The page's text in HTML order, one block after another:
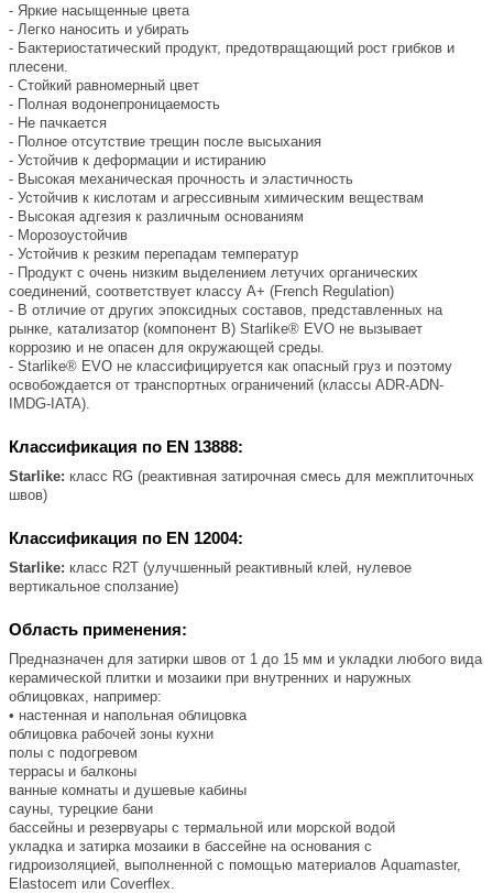
- Яркие насыщенные цвета
- Легко наносить и убирать
- Бактериостатический продукт, предотвращающий рост грибков и
плесени.
- Стойкий равномерный цвет
- Полная водонепроницаемость
- Не пачкается
- Полное отсутствие трещин после высыхания
- Устойчив к деформации и истиранию
- Высокая механическая прочность и эластичность
- Устойчив к кислотам и агрессивным химическим веществам
- Высокая адгезия к различным основаниям
- Морозоустойчив
- Устойчив к резким перепадам температур
- Продукт с очень низким выделением летучих органических
соединений, соответствует классу А+ (French Regulation)
- В отличие от других эпоксидных составов, представленных на
рынке, катализатор (компонент B) Starlike® EVO не вызывает
коррозию и не опасен для окружающей среды.
- Starlike® EVO не классифицируется как опасный груз и поэтому
освобождается от транспортных ограничений (классы ADR-ADN-
IMDG-IATA).
Классификация по EN 13888:
Starlike: класс RG (реактивная затирочная смесь для межплиточных
швов)
Классификация по EN 12004:
Starlike: класс R2T (улучшенный реактивный клей, нулевое
вертикальное сползание)
Область применения:
Предназначен для затирки швов от 1 до 15 мм и укладки любого вида
керамической плитки и мозаики при внутренних и наружных
облицовках, например:
• настенная и напольная облицовка
облицовка рабочей зоны кухни
полы с подогревом
террасы и балконы
ванные комнаты и душевые кабины
сауны, турецкие бани
бассейны и резервуары с термальной или морской водой
укладка и затирка мозаики в бассейне на основания с
гидроизоляцией, выполненной с помощью материалов Aquamaster,
Elastocem или Coverflex.